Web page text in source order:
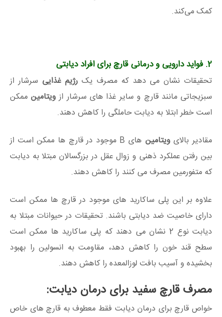
کمک می‌کند.
2. فواید دارویی و درمانی قارچ برای افراد دیابتی
تحقیقات نشان می دهد که مصرف یک رژیم غذایی سرشار از
سبزیجاتی مانند قارچ و سایر غذا های سرشار ازویتامینممکن
است خطر ابتلا به دیابت حاملگی را کاهش دهند.
مقادیر بالایویتامین
های B موجود در قارچ ها ممکن است از
بین رفتن عملکرد ذهنی و زوال عقل در بزرگسالان مبتلا به دیابت
که متفورمین مصرف می کنند را کاهش دهند.
علاوه بر این پلی ساکارید های موجود در قارچ ها ممکن است
دارای خاصیت ضد دیابتی باشند. تحقیقات در حیوانات مبتلا به
دیابت نوع 2 نشان می دهند که پلی ساکارید ها ممکن است
سطح قند خون را کاهش دهد، مقاومت به انسولین را بهبود
بخشیده و آسیب بافت لوزالمعده را کاهش دهند.
مصرف قارچ سفید برای درمان دیابت:
خواص قارچ برای درمان دیابت فقط معطوف به قارچ های خاص